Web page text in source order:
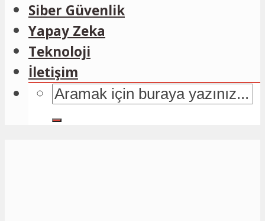
Siber Güvenlik
Yapay Zeka
Teknoloji
İletişim